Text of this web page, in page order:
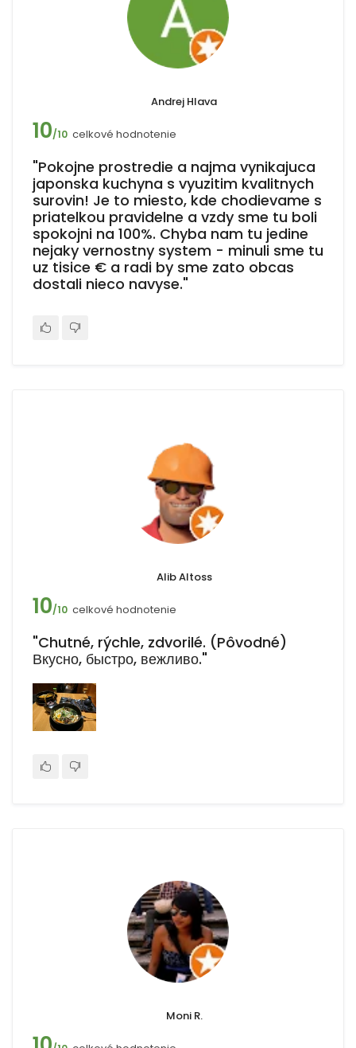
Andrej Hlava
10/10 celkové hodnotenie
"Pokojne prostredie a najma vynikajuca
japonska kuchyna s vyuzitim kvalitnych
surovin! Je to miesto, kde chodievame s
priatelkou pravidelne a vzdy sme tu boli
spokojni na 100%. Chyba nam tu jedine
nejaky vernostny system - minuli sme tu
uz tisice € a radi by sme zato obcas
dostali nieco navyse."
Alib Altoss
10/10 celkové hodnotenie
"Chutné, rýchle, zdvorilé. (Pôvodné)
Вкусно, быстро, вежливо."
Moni R.